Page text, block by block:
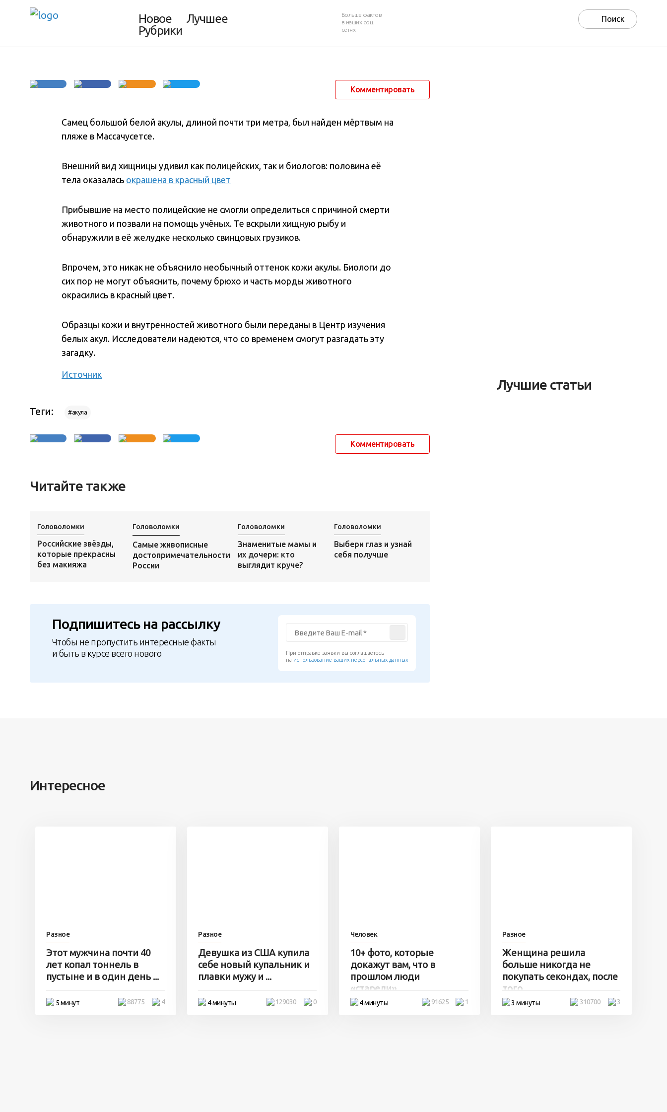
Новое
Лучшее
Рубрики
Больше фактов
в наших соц.
сетях
удивил даже биологов
Комментировать
Самец большой белой акулы, длиной почти три метра, был найден мёртвым на
пляже в Массачусетсе.
Внешний вид хищницы удивил как полицейских, так и биологов: половина её
тела оказалась окрашена в красный цвет
Прибывшие на место полицейские не смогли определиться с причиной смерти
животного и позвали на помощь учёных. Те вскрыли хищную рыбу и
обнаружили в её желудке несколько свинцовых грузиков.
Впрочем, это никак не объяснило необычный оттенок кожи акулы. Биологи до
сих пор не могут объяснить, почему брюхо и часть морды животного
окрасились в красный цвет.
Образцы кожи и внутренностей животного были переданы в Центр изучения
белых акул. Исследователи надеются, что со временем смогут разгадать эту
загадку.
Источник
Теги: #акула
Комментировать
Читайте также
Головоломки
Российские звёзды,
которые прекрасны
без макияжа
Головоломки
Самые живописные
достопримечательности
России
Головоломки
Знаменитые мамы и
их дочери: кто
выглядит круче?
Головоломки
Выбери глаз и узнай
себя получше
Подпишитесь на рассылку
Чтобы не пропустить интересные факты
и быть в курсе всего нового
При отправке заявки вы соглашаетесь
на использование ваших персональных данных
Лучшие статьи
Интересное
Разное
Этот мужчина почти 40
лет копал тоннель в
пустыне и в один день ...
5 минут 4
88775
Разное
Девушка из США купила
себе новый купальник и
плавки мужу и ...
4 минуты 0
129030
Человек
10+ фото, которые
докажут вам, что в
прошлом люди
«старели» ...
4 минуты 1
91625
Разное
Женщина решила
больше никогда не
покупать секондах, после
того ...
3 минуты 3
310700